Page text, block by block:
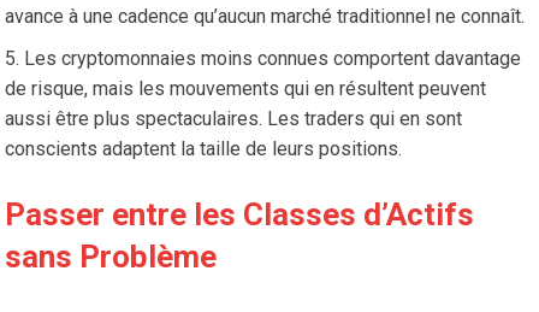
avance à une cadence qu’aucun marché traditionnel ne connaît.
Les cryptomonnaies moins connues comportent davantage
de risque, mais les mouvements qui en résultent peuvent
aussi être plus spectaculaires. Les traders qui en sont
conscients adaptent la taille de leurs positions.
Passer entre les Classes d’Actifs
sans Problème